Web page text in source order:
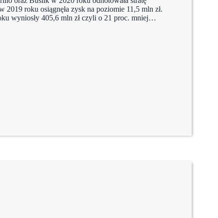
roku osiągnęła zysk na poziomie 11,5 mln zł.
wyniosły 405,6 mln zł czyli o 21 proc. mniej…